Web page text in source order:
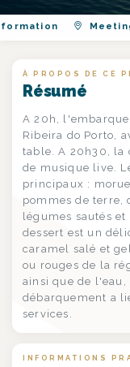
À PROPOS DE CE
Résumé
A 20h,
Ribeira do Porto,
table. A 20h30, la
de musique live.
principaux :
pommes de terre,
légumes sautés
dessert est un
caramel salé et
ou rouges de la
ainsi que de
débarquement a
services.
INFORMATIONS